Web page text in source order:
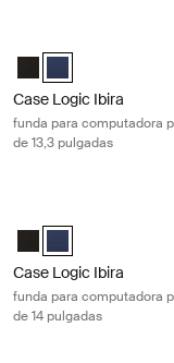
Case Logic Ibira
Case Logic Ibira
Case Logic Ibira
funda para computadora
de 13,3 pulgadas
Case Logic Ibira
Case Logic Ibira
Case Logic Ibira
funda para computadora
de 14 pulgadas